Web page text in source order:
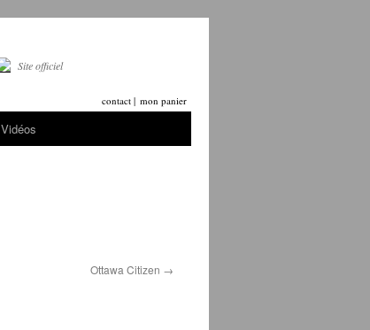
Site officiel
mon panier
contact |
Vidéos
Ottawa Citizen